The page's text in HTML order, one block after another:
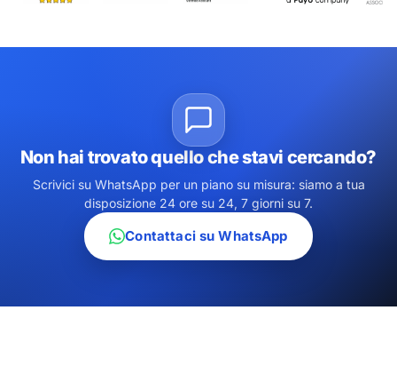
Non hai trovato quello che stavi cercando?
Scrivici su WhatsApp per un piano su misura: siamo a tua
disposizione 24 ore su 24, 7 giorni su 7.
Contattaci su WhatsApp